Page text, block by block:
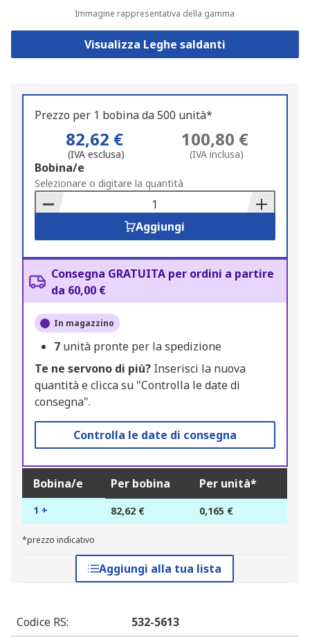
Immagine rappresentativa della gamma
Visualizza Leghe saldanti
Prezzo per 1 bobina da 500 unità*
82,62 €
(IVA esclusa)
100,80 €
(IVA inclusa)
Add
to
Basket
Bobina/e
Selezionare o digitare la quantità
Aggiungi
Consegna GRATUITA per ordini a partire
da 60,00 €
In magazzino
7 unità pronte per la spedizione
Te ne servono di più? Inserisci la nuova
quantità e clicca su "Controlla le date di
consegna".
Controlla le date di consegna
Bobina/e Per bobina Per unità*
1 + 82,62 € 0,165 €
*prezzo indicativo
Aggiungi alla tua lista
Codice RS:
532-5613